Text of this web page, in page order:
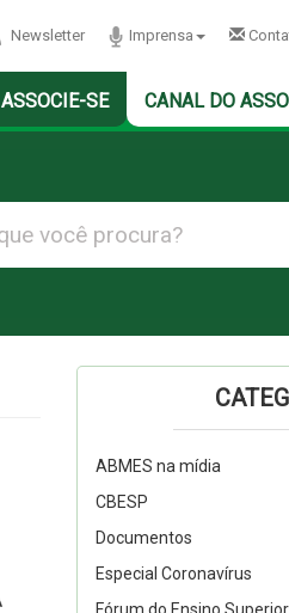
Newsletter Imprensa
ASSOCIE-SE CANAL DO
ABMES na mídia
CBESP
Documentos
Especial Coronavírus